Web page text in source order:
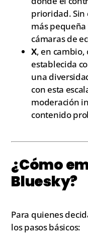
prioridad. Sin
más
cámaras de
X, en
establecida
una
con esta
moderación
contenido
¿Cómo
Bluesky?
Para quienes
los pasos básicos: